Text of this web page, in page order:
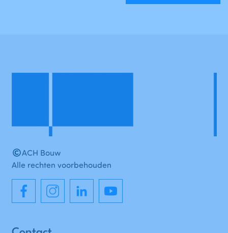
ACH Bouw
Alle rechten voorbehouden